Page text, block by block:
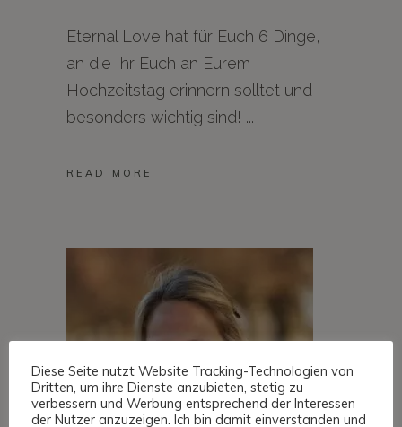
Eternal Love hat für Euch 6 Dinge,
an die Ihr Euch an Eurem
Hochzeitstag erinnern solltet und
besonders wichtig sind!
READ MORE
Diese Seite nutzt Website Tracking-Technologien von
Dritten, um ihre Dienste anzubieten, stetig zu
verbessern und Werbung entsprechend der Interessen
der Nutzer anzuzeigen. Ich bin damit einverstanden und